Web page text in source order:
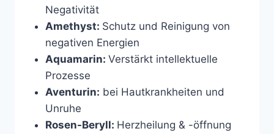
Negativität
Amethyst: Schutz und Reinigung von
negativen Energien
Aquamarin: Verstärkt intellektuelle
Prozesse
Aventurin: bei Hautkrankheiten und
Unruhe
Rosen-Beryll: Herzheilung & -öffnung